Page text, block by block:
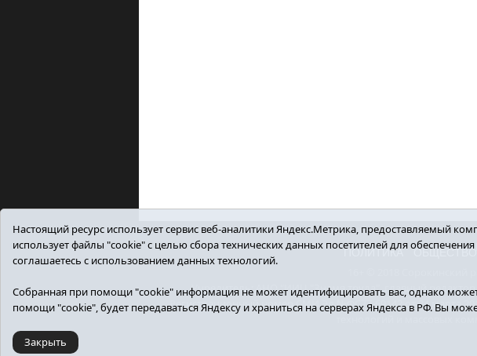
ПОЛИТИКА ОБЩЕСТВО
Учредитель: АНО "ИИЦ "Знамя труда", главный редактор
Регистрационный номер СМИ Эл №ФС77-69142 от 24 марта
Настоящий ресурс использует сервис веб-аналитики Яндекс.Метрика, предоставляемый
использует файлы "cookie" с целью сбора технических данных посетителей для
соглашаетесь с использованием данных технологий.
Собранная при помощи "cookie" информация не может идентифицировать вас, однако
помощи "cookie", будет передаваться Яндексу и храниться на серверах Яндекса в РФ. Вы
Закрыть